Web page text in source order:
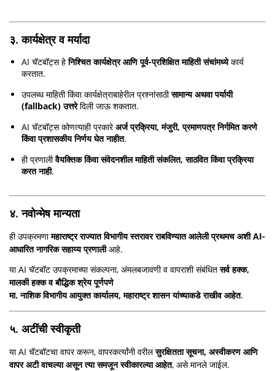
३. कार्यक्षेत्र व मर्यादा
AI चॅटबॉट्स हेनिश्चित कार्यक्षेत्र आणि पूर्व-प्रशिक्षित माहिती संचांमध्येकार्य
करतात.
उपलब्ध माहिती किंवा कार्यक्षेत्राबाहेरील प्रश्नांसाठीसामान्य अथवा पर्यायी
(fallback) उत्तरेदिली जाऊ शकतात.
AI चॅटबॉट्स कोणत्याही प्रकारेअर्ज प्रक्रिया, मंजुरी, प्रमाणपत्र निर्गमित करणे
किंवा प्रशासकीय निर्णय घेत नाहीत.
ही प्रणालीवैयक्तिक किंवा संवेदनशील माहिती संकलित, साठवित किंवा प्रक्रिया
करत नाही.
४. नवोन्मेष मान्यता
ही उपक्रमणामहाराष्ट्र राज्यात विभागीय स्तरावर राबविण्यात आलेली प्रथमच अशी AI-
आधारित नागरिक सहाय्य प्रणालीआहे.
या AI चॅटबॉट उपक्रमाच्या संकल्पना, अंमलबजावणी व वापराशी संबंधितसर्व हक्क,
मालकी हक्क व बौद्धिक श्रेय पूर्णपणे
मा. नाशिक विभागीय आयुक्त कार्यालय, महाराष्ट्र शासन यांच्याकडे राखीव आहेत.
५. अटींची स्वीकृती
या AI चॅटबॉटचा वापर करून, वापरकर्त्यांनी वरीलसुरक्षितता सूचना, अस्वीकरण आणि
वापर अटी वाचल्या असून त्या समजून स्वीकारल्या आहेत, असे मानले जाईल.